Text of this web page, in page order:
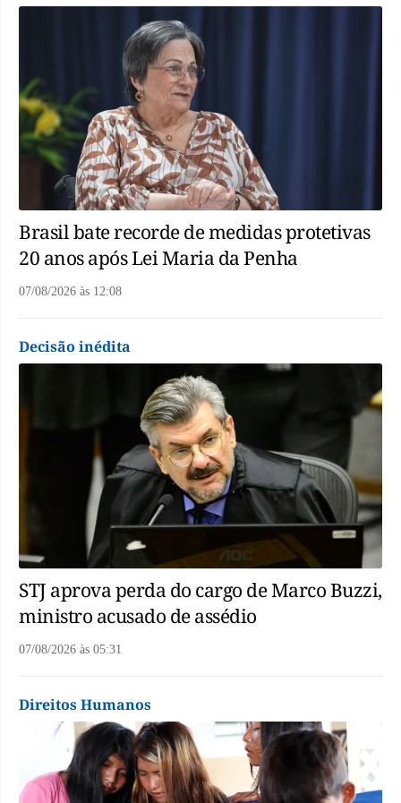
Brasil bate recorde de medidas protetivas
20 anos após Lei Maria da Penha
07/08/2026 às 12:08
Decisão inédita
STJ aprova perda do cargo de Marco Buzzi,
ministro acusado de assédio
07/08/2026 às 05:31
Direitos Humanos